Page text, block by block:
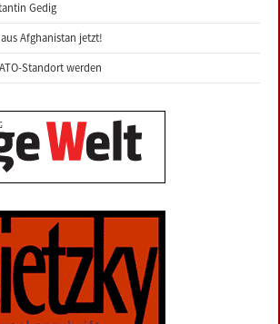
Gedig
Afghanistan jetzt!
Standort werden